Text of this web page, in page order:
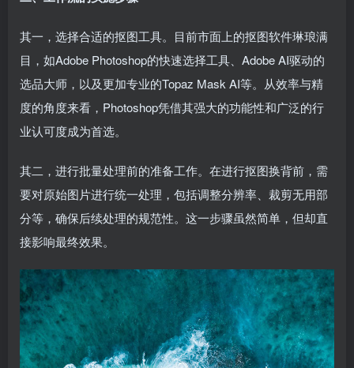
其一，选择合适的抠图工具。目前市面上的抠图软件琳琅满
目，如Adobe Photoshop的快速选择工具、Adobe AI驱动的
选品大师，以及更加专业的Topaz Mask AI等。从效率与精
度的角度来看，Photoshop凭借其强大的功能性和广泛的行
业认可度成为首选。
其二，进行批量处理前的准备工作。在进行抠图换背前，需
要对原始图片进行统一处理，包括调整分辨率、裁剪无用部
分等，确保后续处理的规范性。这一步骤虽然简单，但却直
接影响最终效果。